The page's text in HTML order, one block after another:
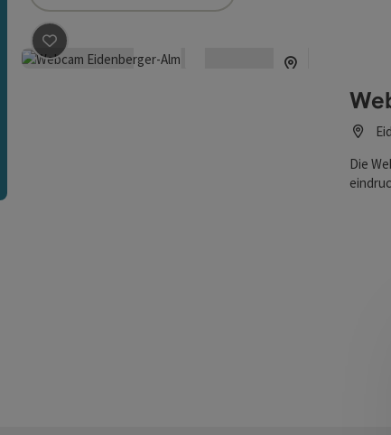
Liste stehen Filter zur Verfügung mit denen die
Beitrag merken: Webcam Eidenberger-Alm
Die